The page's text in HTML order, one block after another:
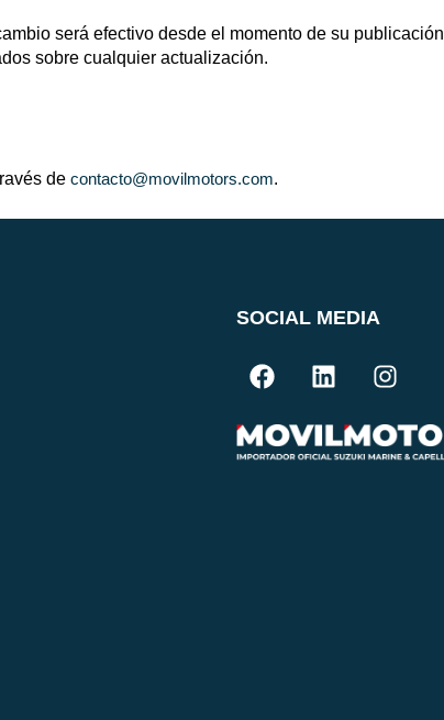
será efectivo desde el momento de su publicación
sobre cualquier actualización.
de contacto@movilmotors.com.
SOCIAL MEDIA